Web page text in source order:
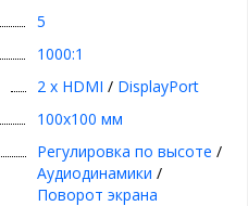
5
1000:1
2 x HDMI / DisplayPort
100x100 мм
Регулировка по высоте /
Аудиодинамики /
Поворот экрана